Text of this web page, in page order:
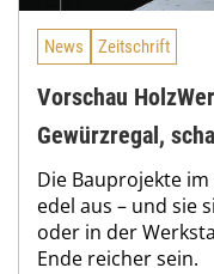
News Zeitschrift
Vorschau
Gewürzregal,
Die Bauprojekte
edel aus – und sie
oder in der
Ende reicher sein.